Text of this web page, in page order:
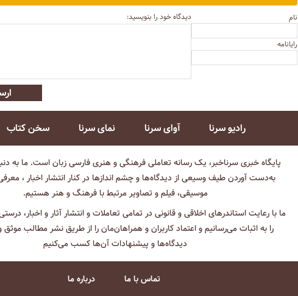
نام
رایانامه
دیدگاه خود را بنویسید:
رادیو سرنا آوای سرنا نمای سرنا سخن کتاب
پایگاه خبری سرناخبر، یک رسانه تعاملی فرهنگی و هنری فارسی زبان است. ما به
به‌دست آوردن طیف وسیعی از دیدگاه‌ها و چشم انداز‌ها در کنار انتشار اخبار ،
موسیقی، فیلم و تصاویر مرتبط با فرهنگ و هنر هستیم.
ما با رعایت استاندرهای اخلاقی و قانونی در تمامی تعاملات و انتشار آثار و اخبار،
را به اثبات می‌رسانیم و اعتماد کاربران و همراهان‌مان را از طریق نشر مطالب موثق
دیدگاه‌ها و پیشنهادات آن‌ها کسب می‌کنیم
تماس با ما درباره ما